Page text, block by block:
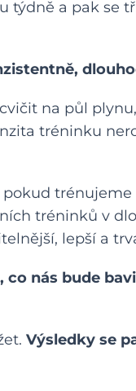
týdně a pak se
na půl plynu,
tréninku
tréninků v
lepší a
co nás bude
Výsledky se